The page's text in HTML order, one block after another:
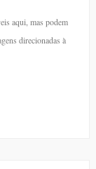
aqui, mas podem
direcionadas à